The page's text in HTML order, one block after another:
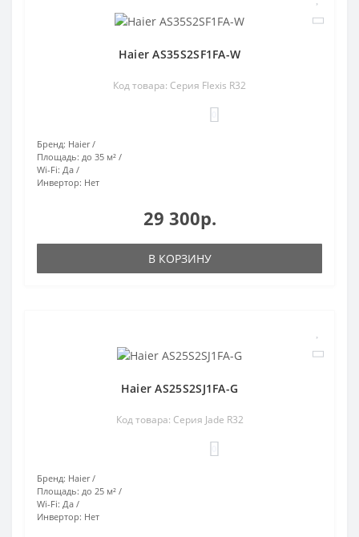
Haier AS35S2SF1FA-W
Код товара: Серия Flexis R32
Бренд: Haier
Площадь: до 35 м²
Wi-Fi: Да
Инвертор: Нет
29 300р.
В КОРЗИНУ
Haier AS25S2SJ1FA-G
Код товара: Серия Jade R32
Бренд: Haier
Площадь: до 25 м²
Wi-Fi: Да
Инвертор: Нет